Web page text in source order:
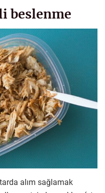
beslenme
alım sağlamak